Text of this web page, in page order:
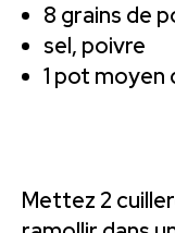
8 grains de
sel, poivre
1 pot
Mettez 2